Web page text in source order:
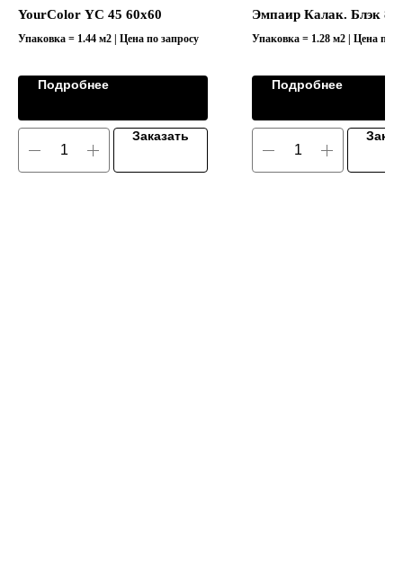
YourColor YC 45 60x60
Упаковка = 1.44 м2 | Цена по запросу
Подробнее
Заказать
Эмпаир Калак. Блэк
Упаковка = 1.28 м2 | Цена по
Подробнее